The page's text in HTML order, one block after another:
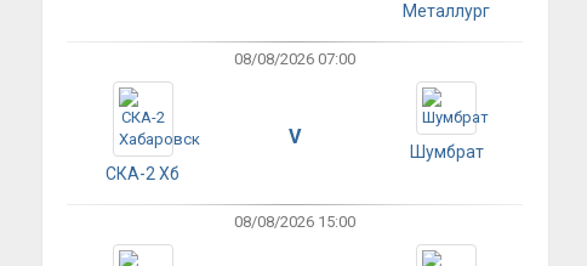
Металлург
08/08/2026 07:00
СКА-2 Хб
V
Шумбрат
08/08/2026 15:00